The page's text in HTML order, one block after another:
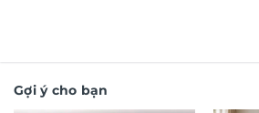
Gợi ý cho bạn